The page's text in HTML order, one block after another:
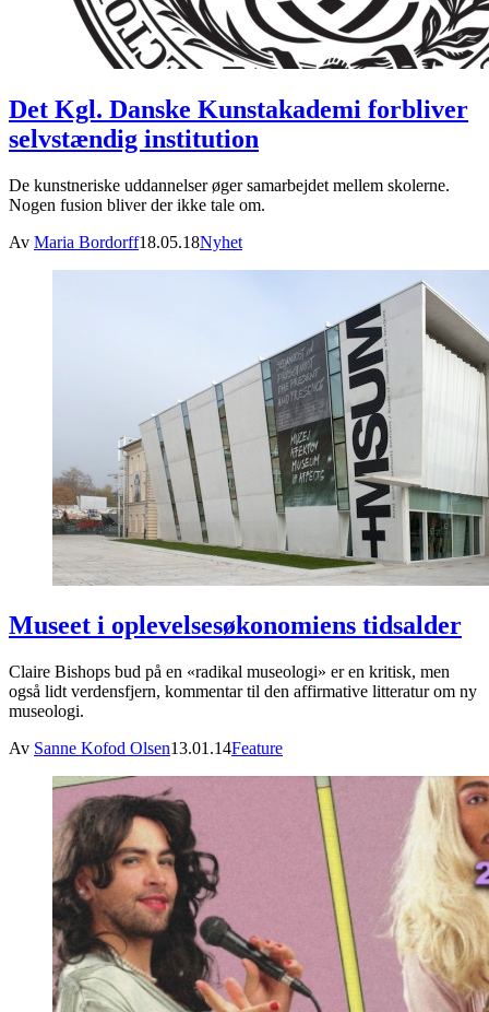
Det Kgl. Danske Kunstakademi forbliver
selvstændig institution
De kunstneriske uddannelser øger samarbejdet mellem skolerne.
Nogen fusion bliver der ikke tale om.
Av Maria Bordorff18.05.18Nyhet
Museet i oplevelsesøkonomiens tidsalder
Claire Bishops bud på en «radikal museologi» er en kritisk, men
også lidt verdensfjern, kommentar til den affirmative litteratur om ny
museologi.
Av Sanne Kofod Olsen13.01.14Feature